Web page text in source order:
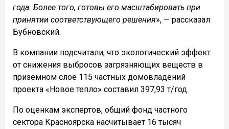
года. Более того, готовы его масштабировать при
принятии соответствующего решения», — рассказал
Бубновский.
В компании подсчитали, что экологический эффект
от снижения выбросов загрязняющих веществ в
приземном слое 115 частных домовладений
проекта «Новое тепло» составил 397,93 т/год.
По оценкам экспертов, общий фонд частного
сектора Красноярска насчитывает 16 тысяч